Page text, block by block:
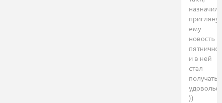
назначил
ему
новость
и в ней
стал
получать
))